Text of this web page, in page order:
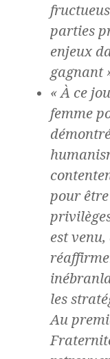
parties
enjeux
gagnant
« À ce
femme
pour
est
les
Au